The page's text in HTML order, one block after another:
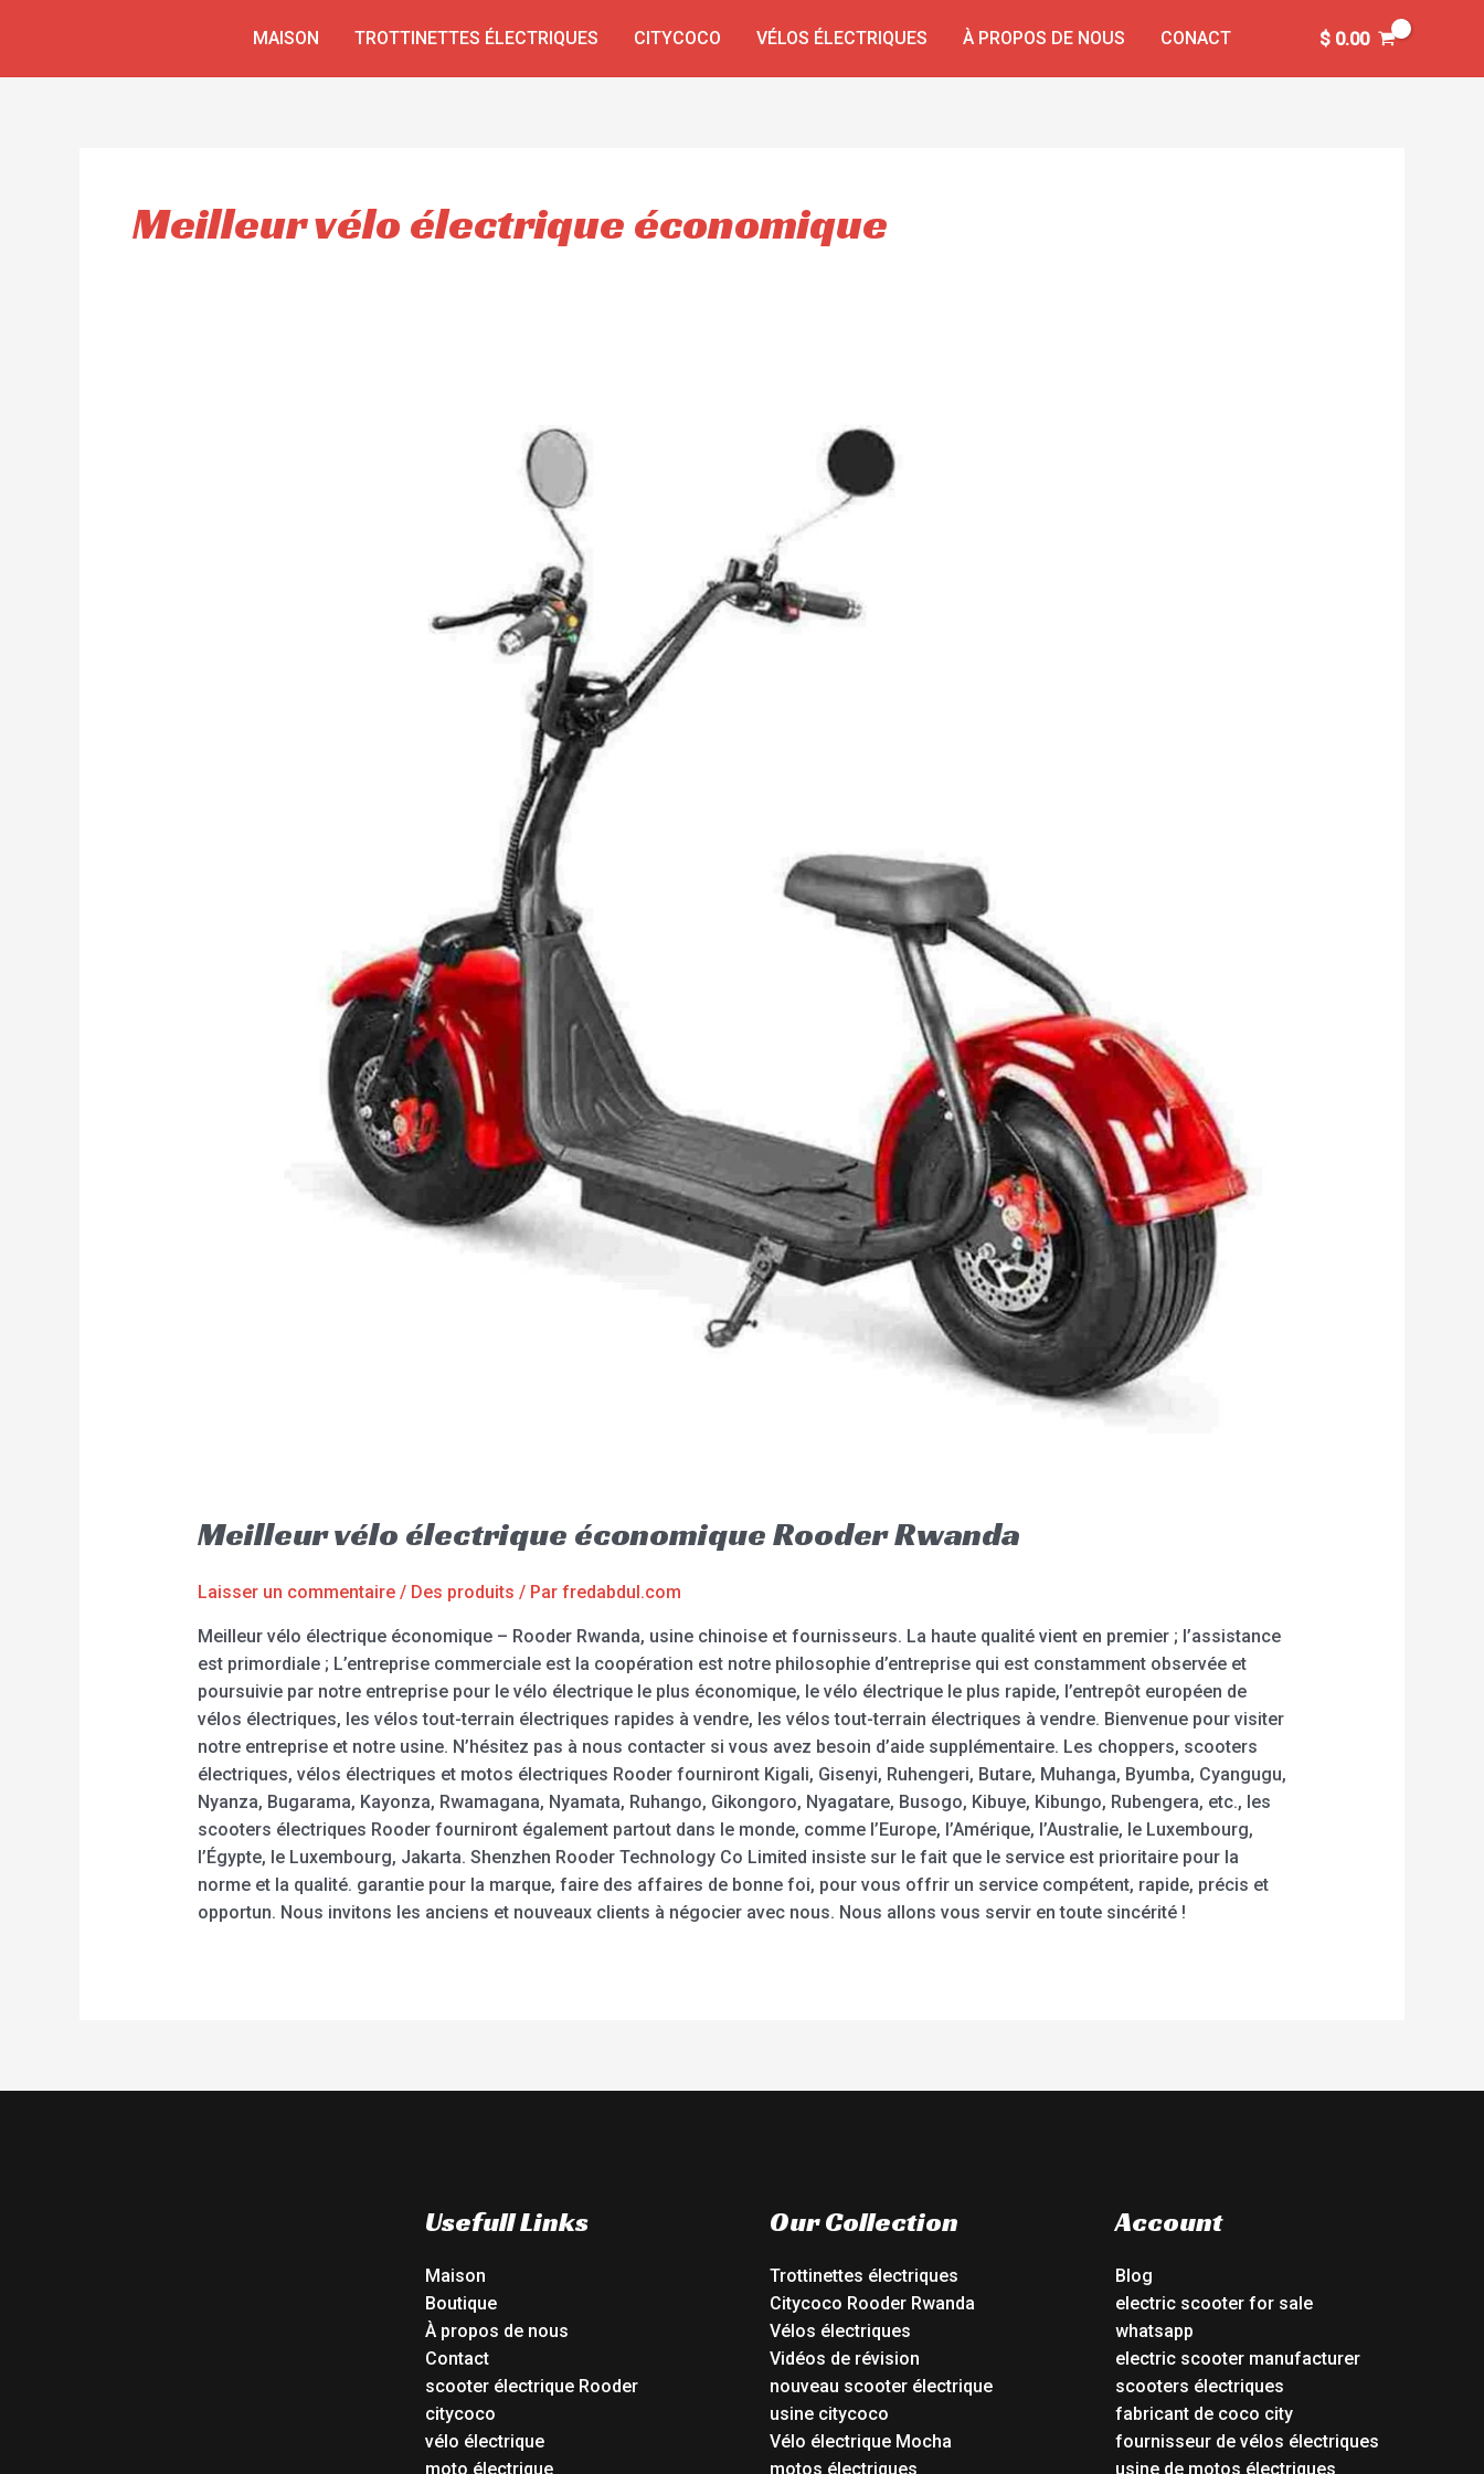
MAISON TROTTINETTES ÉLECTRIQUES CITYCOCO VÉLOS ÉLECTRIQUES À PROPOS DE NOUS CONACT $0.00
Meilleur vélo électrique économique
Meilleur vélo électrique économique Rooder Rwanda
Laisser un commentaire / Des produits / Par fredabdul.com
Meilleur vélo électrique économique – Rooder Rwanda, usine chinoise et fournisseurs. La haute qualité vient en premier ; l’assistance
est primordiale ; L’entreprise commerciale est la coopération est notre philosophie d’entreprise qui est constamment observée et
poursuivie par notre entreprise pour le vélo électrique le plus économique, le vélo électrique le plus rapide, l’entrepôt européen de
vélos électriques, les vélos tout-terrain électriques rapides à vendre, les vélos tout-terrain électriques à vendre. Bienvenue pour visiter
notre entreprise et notre usine. N’hésitez pas à nous contacter si vous avez besoin d’aide supplémentaire. Les choppers, scooters
électriques, vélos électriques et motos électriques Rooder fourniront Kigali, Gisenyi, Ruhengeri, Butare, Muhanga, Byumba, Cyangugu,
Nyanza, Bugarama, Kayonza, Rwamagana, Nyamata, Ruhango, Gikongoro, Nyagatare, Busogo, Kibuye, Kibungo, Rubengera, etc., les
scooters électriques Rooder fourniront également partout dans le monde, comme l’Europe, l’Amérique, l’Australie, le Luxembourg,
l’Égypte, le Luxembourg, Jakarta. Shenzhen Rooder Technology Co Limited insiste sur le fait que le service est prioritaire pour la
norme et la qualité. garantie pour la marque, faire des affaires de bonne foi, pour vous offrir un service compétent, rapide, précis et
opportun. Nous invitons les anciens et nouveaux clients à négocier avec nous. Nous allons vous servir en toute sincérité !
Usefull Links
Maison
Boutique
À propos de nous
Contact
scooter électrique Rooder
citycoco
vélo électrique
moto électrique
Our Collection
Trottinettes électriques
Citycoco Rooder Rwanda
Vélos électriques
Vidéos de révision
nouveau scooter électrique
usine citycoco
Vélo électrique Mocha
motos électriques
Account
Blog
electric scooter for sale
whatsapp
electric scooter manufacturer
scooters électriques
fabricant de coco city
fournisseur de vélos électriques
usine de motos électriques